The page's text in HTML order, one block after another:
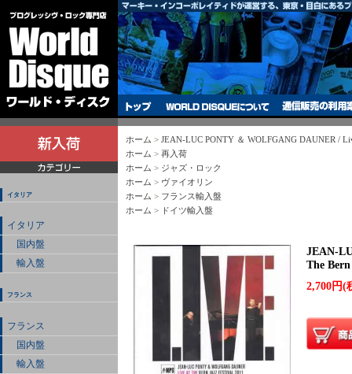
イタリア
イタリア
国内盤
輸入盤
フランス
フランス
国内盤
輸入盤
ホーム > JEAN-LUC PONTY ＆ WOLFGANG DAUNER /
ホーム > 再入荷
ホーム > ジャズ・ロック
ホーム > ヴァイオリン
ホーム > フランス輸入盤
ホーム > ドイツ輸入盤
JEAN-
The Bern
2,700円(